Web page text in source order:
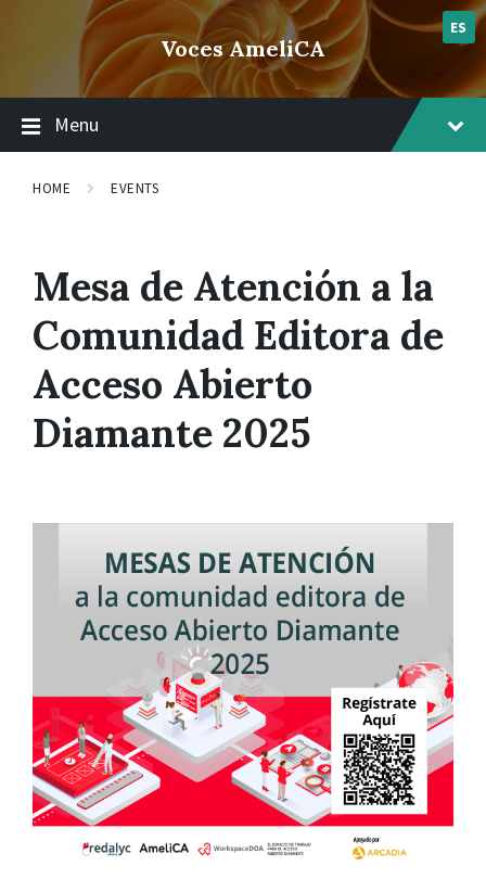
navigation
ES
Voces AmeliCA
Menu
HOME EVENTS
Mesa de Atención a la
Comunidad Editora de
Acceso Abierto
Diamante 2025